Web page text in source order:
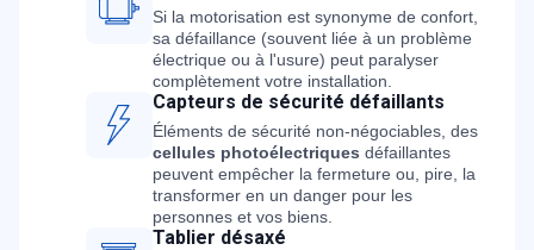
Si la motorisation est synonyme de confort,
sa défaillance (souvent liée à un problème
électrique ou à l'usure) peut paralyser
complètement votre installation.
Capteurs de sécurité défaillants
Éléments de sécurité non-négociables, des
cellules photoélectriques défaillantes
peuvent empêcher la fermeture ou, pire, la
transformer en un danger pour les
personnes et vos biens.
Tablier désaxé